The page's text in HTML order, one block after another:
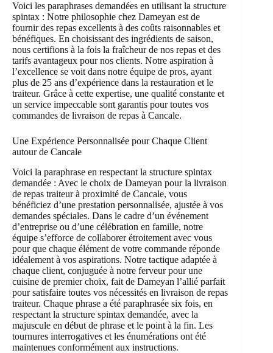
Voici les paraphrases demandées en utilisant la structure
spintax : Notre philosophie chez Dameyan est de
fournir des repas excellents à des coûts raisonnables et
bénéfiques. En choisissant des ingrédients de saison,
nous certifions à la fois la fraîcheur de nos repas et des
tarifs avantageux pour nos clients. Notre aspiration à
l’excellence se voit dans notre équipe de pros, ayant
plus de 25 ans d’expérience dans la restauration et le
traiteur. Grâce à cette expertise, une qualité constante et
un service impeccable sont garantis pour toutes vos
commandes de livraison de repas à Cancale.
Une Expérience Personnalisée pour Chaque Client
autour de Cancale
Voici la paraphrase en respectant la structure spintax
demandée : Avec le choix de Dameyan pour la livraison
de repas traiteur à proximité de Cancale, vous
bénéficiez d’une prestation personnalisée, ajustée à vos
demandes spéciales. Dans le cadre d’un événement
d’entreprise ou d’une célébration en famille, notre
équipe s’efforce de collaborer étroitement avec vous
pour que chaque élément de votre commande réponde
idéalement à vos aspirations. Notre tactique adaptée à
chaque client, conjuguée à notre ferveur pour une
cuisine de premier choix, fait de Dameyan l’allié parfait
pour satisfaire toutes vos nécessités en livraison de repas
traiteur. Chaque phrase a été paraphrasée six fois, en
respectant la structure spintax demandée, avec la
majuscule en début de phrase et le point à la fin. Les
tournures interrogatives et les énumérations ont été
maintenues conformément aux instructions.